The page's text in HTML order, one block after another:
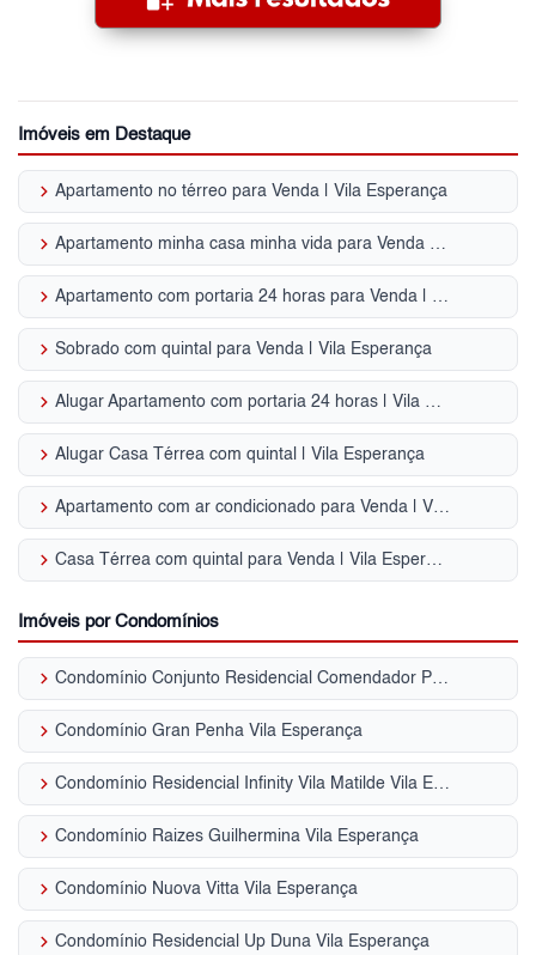
Imóveis em Destaque
keyboard_arrow_right Apartamento no térreo para Venda | Vila Esperança
keyboard_arrow_right Apartamento minha casa minha vida para Venda | Vila Esperança
keyboard_arrow_right Apartamento com portaria 24 horas para Venda | Vila Esperança
keyboard_arrow_right Sobrado com quintal para Venda | Vila Esperança
keyboard_arrow_right Alugar Apartamento com portaria 24 horas | Vila Esperança
keyboard_arrow_right Alugar Casa Térrea com quintal | Vila Esperança
keyboard_arrow_right Apartamento com ar condicionado para Venda | Vila Esperança
keyboard_arrow_right Casa Térrea com quintal para Venda | Vila Esperança
Imóveis por Condomínios
keyboard_arrow_right Condomínio Conjunto Residencial Comendador Pedro Lima Vila Esperança
keyboard_arrow_right Condomínio Gran Penha Vila Esperança
keyboard_arrow_right Condomínio Residencial Infinity Vila Matilde Vila Esperança
keyboard_arrow_right Condomínio Raizes Guilhermina Vila Esperança
keyboard_arrow_right Condomínio Nuova Vitta Vila Esperança
keyboard_arrow_right Condomínio Residencial Up Duna Vila Esperança